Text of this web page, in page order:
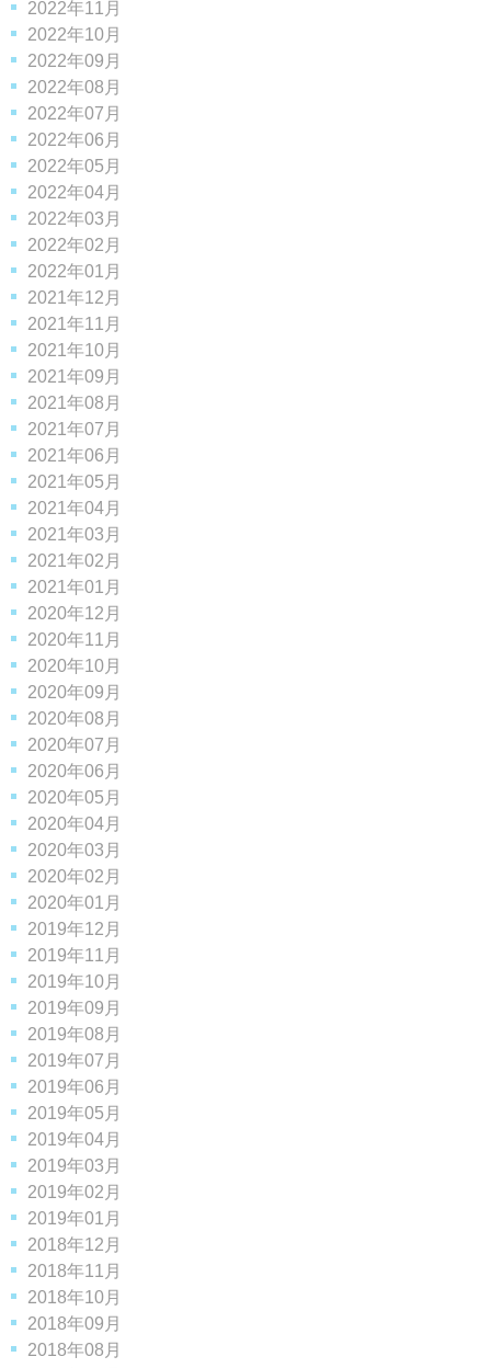
2022年11月
2022年10月
2022年09月
2022年08月
2022年07月
2022年06月
2022年05月
2022年04月
2022年03月
2022年02月
2022年01月
2021年12月
2021年11月
2021年10月
2021年09月
2021年08月
2021年07月
2021年06月
2021年05月
2021年04月
2021年03月
2021年02月
2021年01月
2020年12月
2020年11月
2020年10月
2020年09月
2020年08月
2020年07月
2020年06月
2020年05月
2020年04月
2020年03月
2020年02月
2020年01月
2019年12月
2019年11月
2019年10月
2019年09月
2019年08月
2019年07月
2019年06月
2019年05月
2019年04月
2019年03月
2019年02月
2019年01月
2018年12月
2018年11月
2018年10月
2018年09月
2018年08月